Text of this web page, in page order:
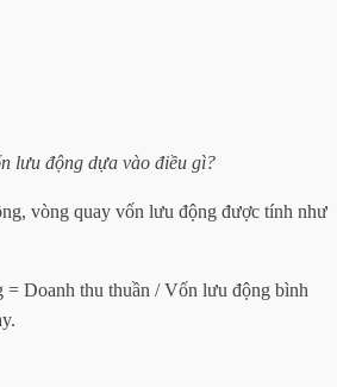
lưu động dựa vào điều gì?
vòng quay vốn lưu động được tính như
Doanh thu thuần / Vốn lưu động bình